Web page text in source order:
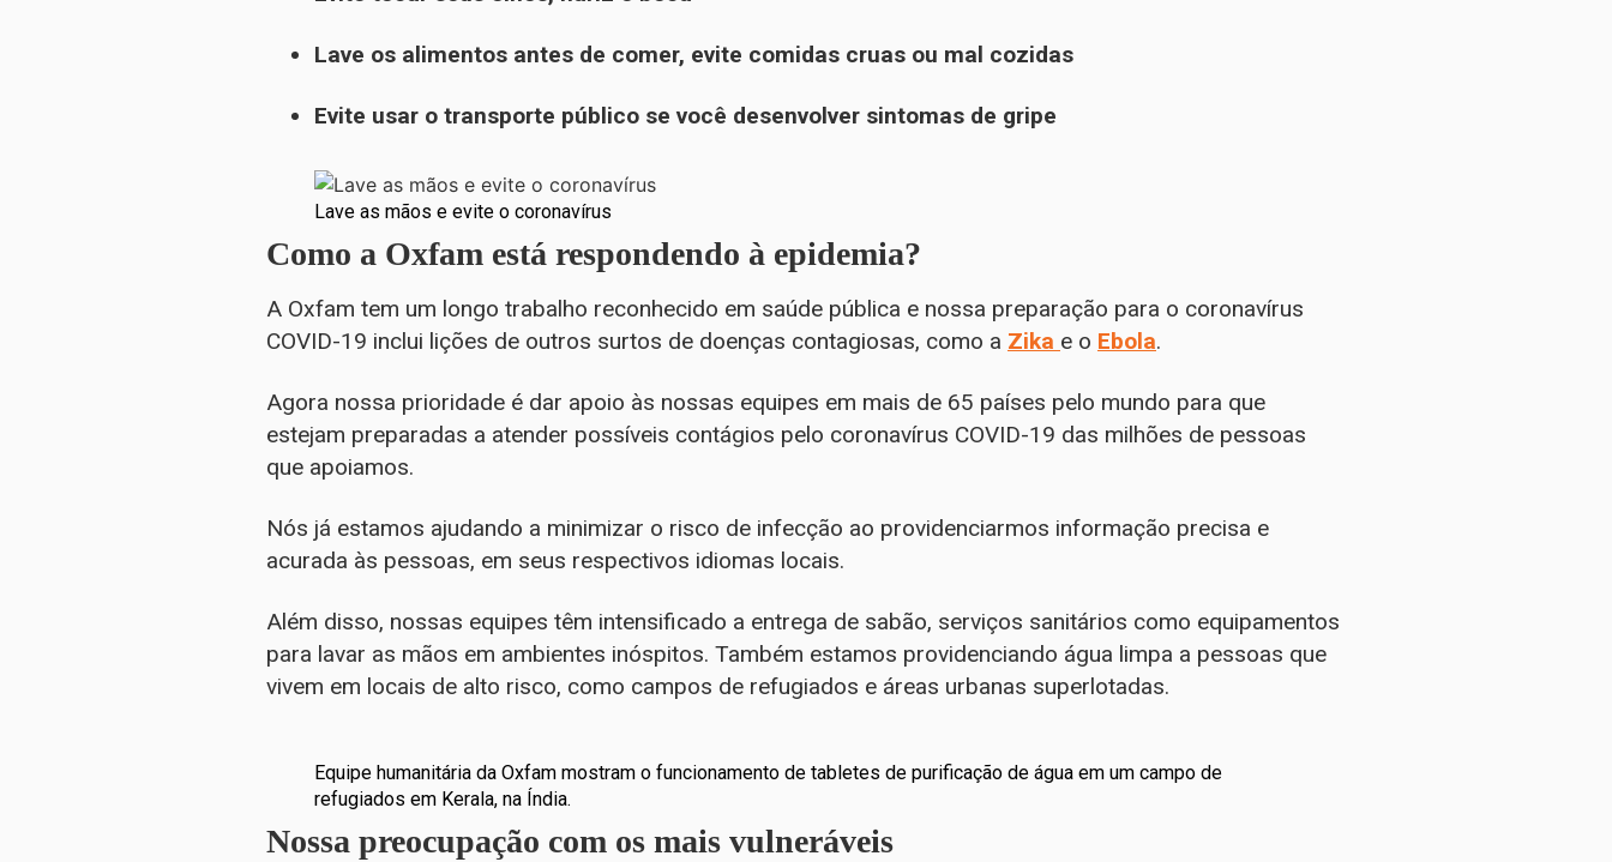
Lave os alimentos antes de comer, evite comidas cruas ou mal cozidas
Evite usar o transporte público se você desenvolver sintomas de gripe
Lave as mãos e evite o coronavírus
Como a Oxfam está respondendo à epidemia?
A Oxfam tem um longo trabalho reconhecido em saúde pública e nossa preparação para o coronavírus
COVID-19 inclui lições de outros surtos de doenças contagiosas, como a Zika e o Ebola.
Agora nossa prioridade é dar apoio às nossas equipes em mais de 65 países pelo mundo para que
estejam preparadas a atender possíveis contágios pelo coronavírus COVID-19 das milhões de pessoas
que apoiamos.
Nós já estamos ajudando a minimizar o risco de infecção ao providenciarmos informação precisa e
acurada às pessoas, em seus respectivos idiomas locais.
Além disso, nossas equipes têm intensificado a entrega de sabão, serviços sanitários como equipamentos
para lavar as mãos em ambientes inóspitos. Também estamos providenciando água limpa a pessoas que
vivem em locais de alto risco, como campos de refugiados e áreas urbanas superlotadas.
Equipe humanitária da Oxfam mostram o funcionamento de tabletes de purificação de água em um campo de
refugiados em Kerala, na Índia.
Nossa preocupação com os mais vulneráveis